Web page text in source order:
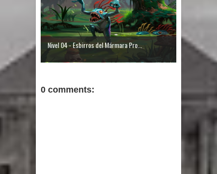
Nivel 04 - Esbirros del Mármara Pro...
0 comments: